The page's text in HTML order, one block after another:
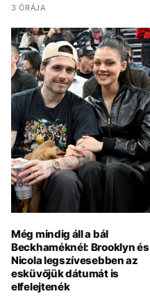
3 ÓRÁJA
Még mindig áll a bál
Beckhaméknél: Brooklyn és
Nicola legszívesebben az
esküvőjük dátumát is
elfelejtenék